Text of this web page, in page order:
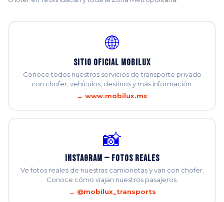
🌐
Sitio Oficial Mobilux
Conoce todos nuestros servicios de transporte privado
con chofer, vehículos, destinos y más información.
→ www.mobilux.mx
📸
Instagram — Fotos Reales
Ve fotos reales de nuestras camionetas y van con chofer.
Conoce cómo viajan nuestros pasajeros.
→ @mobilux_transports